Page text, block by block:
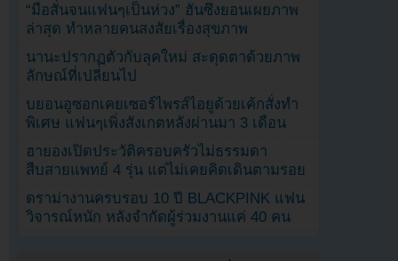
“มือสั่นจนแฟนๆเป็นห่วง” ฮันซึงยอนเผยภาพ
ล่าสุด ทำหลายคนสงสัยเรื่องสุขภาพ
นานะปรากฏตัวกับลุคใหม่ สะดุดตาด้วยภาพ
ลักษณ์ที่เปลี่ยนไป
บยอนอูซอกเคยเซอร์ไพรส์ไอยูด้วยเค้กสั่งทำ
พิเศษ แฟนๆเพิ่งสังเกตหลังผ่านมา 3 เดือน
ฮายองเปิดประวัติครอบครัวไม่ธรรมดา
สืบสายแพทย์ 4 รุ่น แต่ไม่เคยคิดเดินตามรอย
ดราม่างานครบรอบ 10 ปี BLACKPINK แฟน
วิจารณ์หนัก หลังจำกัดผู้ร่วมงานแค่ 40 คน